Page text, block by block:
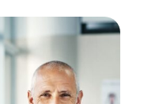
que Technico-
les
et les